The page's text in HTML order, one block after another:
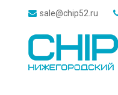
sale@chip52.ru